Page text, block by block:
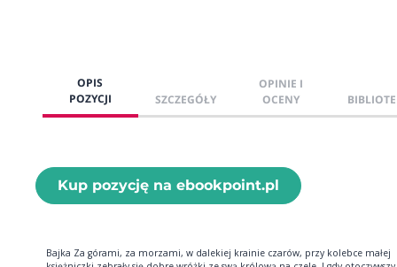
OPIS
POZYCJI
SZCZEGÓŁY
OPINIE I
OCENY
Kup pozycję na ebookpoint.pl
Bajka Za górami, za morzami, w dalekiej krainie czarów, przy kolebce małej